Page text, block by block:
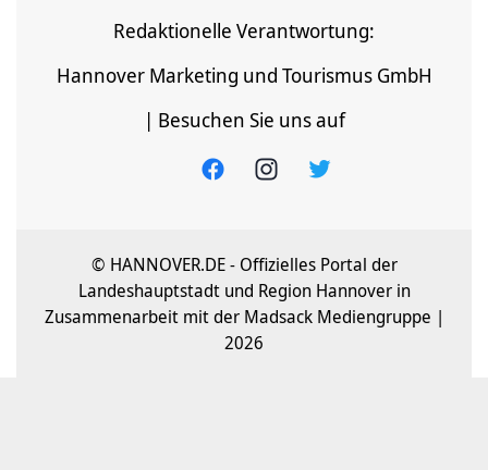
Redaktionelle Verantwortung:
Hannover Marketing und Tourismus GmbH
| Besuchen Sie uns auf
© HANNOVER.DE - Offizielles Portal der
Landeshauptstadt und Region Hannover in
Zusammenarbeit mit der Madsack Mediengruppe |
2026